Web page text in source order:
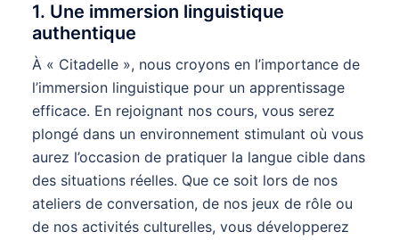
1. Une immersion linguistique
authentique
À « Citadelle », nous croyons en l’importance de
l’immersion linguistique pour un apprentissage
efficace. En rejoignant nos cours, vous serez
plongé dans un environnement stimulant où vous
aurez l’occasion de pratiquer la langue cible dans
des situations réelles. Que ce soit lors de nos
ateliers de conversation, de nos jeux de rôle ou
de nos activités culturelles, vous développerez